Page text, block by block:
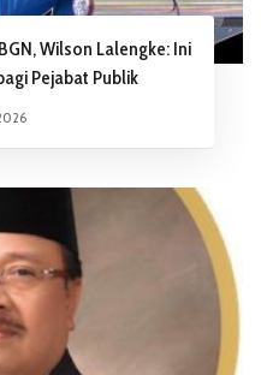
Wilson Lalengke: Ini
Pejabat Publik